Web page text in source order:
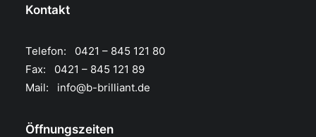
Kontakt
Telefon: 0421 – 845 121 80
Fax: 0421 – 845 121 89
Mail: info@b-brilliant.de
Öffnungszeiten